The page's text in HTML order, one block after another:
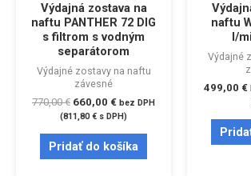
Výdajná zostava na
naftu PANTHER 72 DIG
s filtrom s vodným
separátorom
Výdajné zostavy na naftu
závesné
770,00€ 660,00 € bez DPH
(811,80€ s DPH)
Pridať do košíka
naftu
l/
Výdajné
499,00 €